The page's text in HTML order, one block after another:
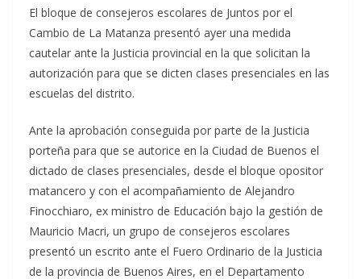
El bloque de consejeros escolares de Juntos por el
Cambio de La Matanza presentó ayer una medida
cautelar ante la Justicia provincial en la que solicitan la
autorización para que se dicten clases presenciales en las
escuelas del distrito.
Ante la aprobación conseguida por parte de la Justicia
porteña para que se autorice en la Ciudad de Buenos el
dictado de clases presenciales, desde el bloque opositor
matancero y con el acompañamiento de Alejandro
Finocchiaro, ex ministro de Educación bajo la gestión de
Mauricio Macri, un grupo de consejeros escolares
presentó un escrito ante el Fuero Ordinario de la Justicia
de la provincia de Buenos Aires, en el Departamento